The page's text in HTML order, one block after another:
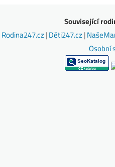
Související
Rodina247.cz|Děti247.cz|
Osobní